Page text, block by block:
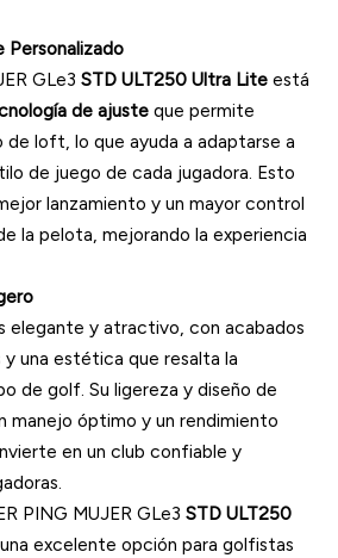
Personalizado
GLe3 STD ULT250 Ultra Lite está
de ajuste que permite
de loft, lo que ayuda a adaptarse a
de juego de cada jugadora. Esto
lanzamiento y un mayor control
la pelota, mejorando la experiencia
elegante y atractivo, con acabados
una estética que resalta la
de golf. Su ligereza y diseño de
manejo óptimo y un rendimiento
en un club confiable y
PING MUJER GLe3 STD ULT250
excelente opción para golfistas